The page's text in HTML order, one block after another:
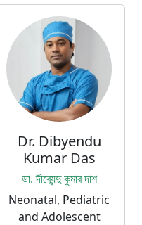
Dr. Dibyendu
Kumar Das
ডা. দীব্যেন্দু কুমার দাশ
Neonatal, Pediatric
and Adolescent